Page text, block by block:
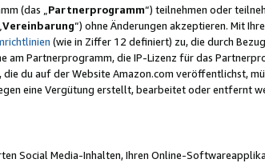
(das „Partnerprogramm“) teilnehmen oder
Vereinbarung“) ohne Änderungen akzeptieren. Mit
(wie in Ziffer 12 definiert) zu, die durch
am Partnerprogramm, die IP-Lizenz für das
du auf der Website Amazon.com veröffentlichst,
eine Vergütung erstellt, bearbeitet oder entfernt
Social Media-Inhalten, Ihren Online-